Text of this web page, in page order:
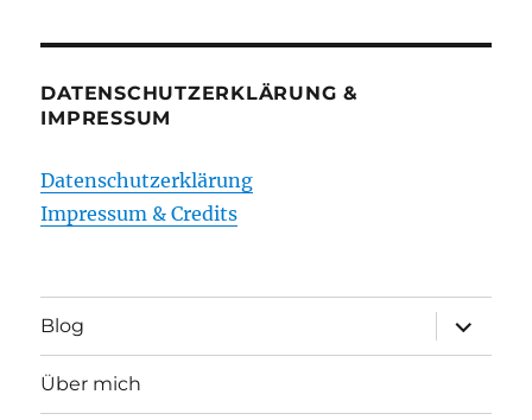
DATENSCHUTZERKLÄRUNG &
IMPRESSUM
Datenschutzerklärung
Impressum & Credits
Blog
öffnen
Über mich